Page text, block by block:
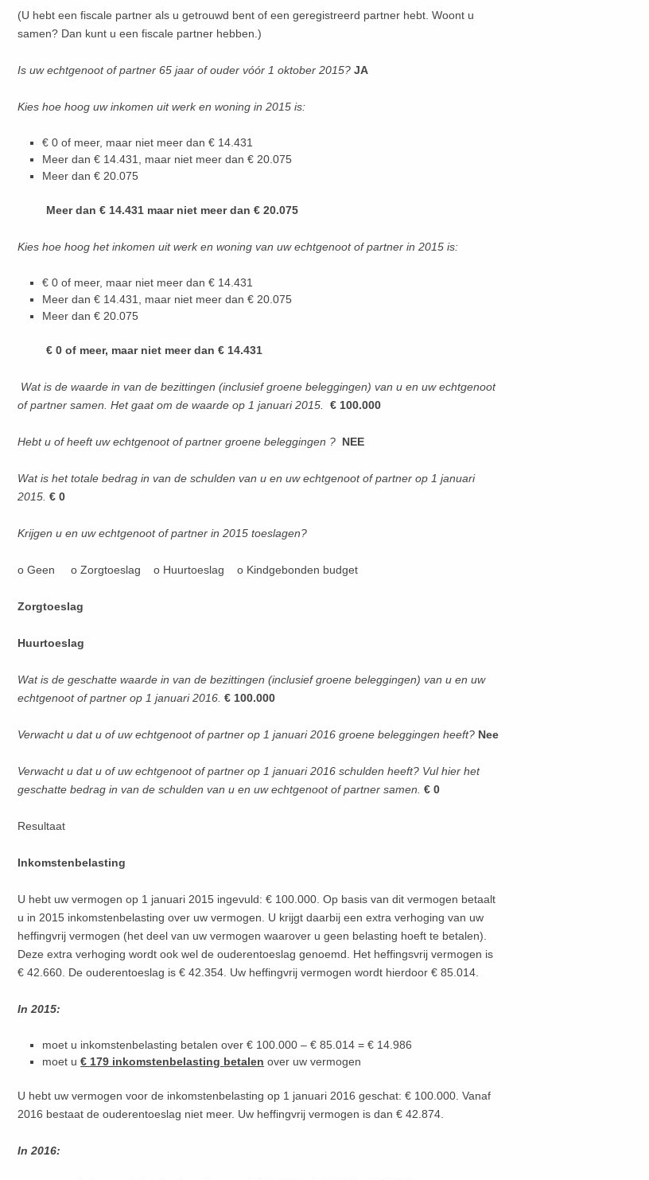
(U hebt een fiscale partner als u getrouwd bent of een geregistreerd partner hebt. Woont u
samen? Dan kunt u een fiscale partner hebben.)
Is uw echtgenoot of partner 65 jaar of ouder vóór 1 oktober 2015? JA
Kies hoe hoog uw inkomen uit werk en woning in 2015 is:
€ 0 of meer, maar niet meer dan € 14.431
Meer dan € 14.431, maar niet meer dan € 20.075
Meer dan € 20.075
Meer dan € 14.431 maar niet meer dan € 20.075
Kies hoe hoog het inkomen uit werk en woning van uw echtgenoot of partner in 2015 is:
€ 0 of meer, maar niet meer dan € 14.431
Meer dan € 14.431, maar niet meer dan € 20.075
Meer dan € 20.075
€ 0 of meer, maar niet meer dan € 14.431
Wat is de waarde in van de bezittingen (inclusief groene beleggingen) van u en uw echtgenoot
of partner samen. Het gaat om de waarde op 1 januari 2015.
€ 100.000
Hebt u of heeft uw echtgenoot of partner groene beleggingen ? NEE
Wat is het totale bedrag in van de schulden van u en uw echtgenoot of partner op 1 januari
2015. € 0
Krijgen u en uw echtgenoot of partner in 2015 toeslagen?
o Geen o Zorgtoeslag o Huurtoeslag o Kindgebonden budget
Zorgtoeslag
Huurtoeslag
Wat is de geschatte waarde in van de bezittingen (inclusief groene beleggingen) van u en uw
echtgenoot of partner op 1 januari 2016. € 100.000
Verwacht u dat u of uw echtgenoot of partner op 1 januari 2016 groene beleggingen heeft? Nee
Verwacht u dat u of uw echtgenoot of partner op 1 januari 2016 schulden heeft? Vul hier het
geschatte bedrag in van de schulden van u en uw echtgenoot of partner samen. € 0
Resultaat
Inkomstenbelasting
U hebt uw vermogen op 1 januari 2015 ingevuld: € 100.000. Op basis van dit vermogen betaalt
u in 2015 inkomstenbelasting over uw vermogen. U krijgt daarbij een extra verhoging van uw
heffingvrij vermogen (het deel van uw vermogen waarover u geen belasting hoeft te betalen).
Deze extra verhoging wordt ook wel de ouderentoeslag genoemd. Het heffingsvrij vermogen is
€ 42.660. De ouderentoeslag is € 42.354. Uw heffingvrij vermogen wordt hierdoor € 85.014.
In 2015:
moet u inkomstenbelasting betalen over € 100.000 – € 85.014 = € 14.986
moet u€ 179 inkomstenbelasting betalen over uw vermogen
U hebt uw vermogen voor de inkomstenbelasting op 1 januari 2016 geschat: € 100.000. Vanaf
2016 bestaat de ouderentoeslag niet meer. Uw heffingvrij vermogen is dan € 42.874.
In 2016: